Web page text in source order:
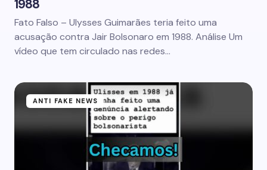
1988
Fato Falso – Ulysses Guimarães teria feito uma
acusação contra Jair Bolsonaro em 1988. Análise Um
vídeo que tem circulado nas redes…
ANTI FAKE NEWS